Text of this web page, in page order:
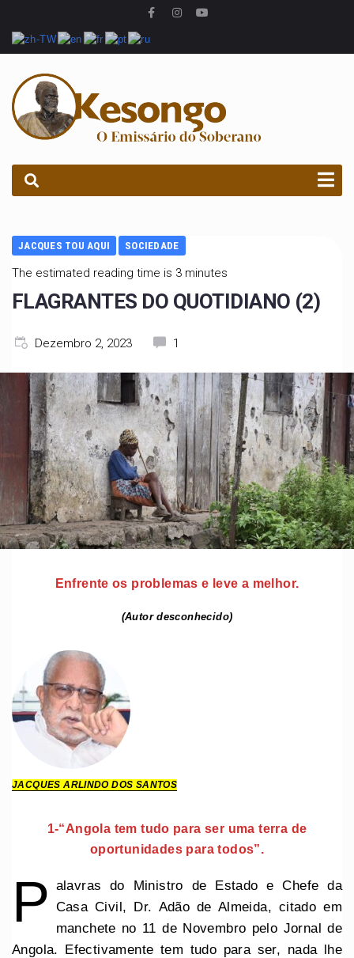
JACQUES TOU AQUI SOCIEDADE
The estimated reading time is 3 minutes
FLAGRANTES DO QUOTIDIANO (2)
Dezembro 2, 2023 1
Enfrente os problemas e leve a melhor.
(Autor desconhecido)
JACQUES ARLINDO DOS SANTOS
1-“Angola tem tudo para ser uma terra de
oportunidades para todos”.
P alavras do Ministro de Estado e Chefe da
Casa Civil, Dr. Adão de Almeida, citado em
manchete no 11 de Novembro pelo Jornal de
Angola. Efectivamente tem tudo para ser, nada lhe
PROCURAR